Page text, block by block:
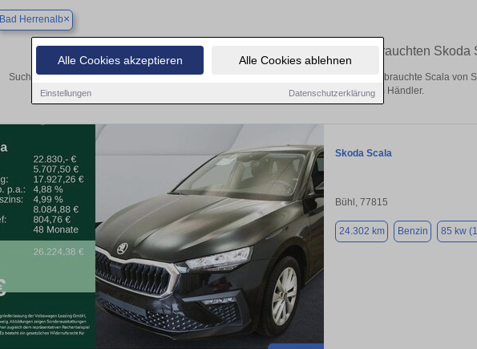
Alle Cookies akzeptieren Alle Cookies ablehnen
Einstellungen Datenschutzerklärung
Bad Herrenalb×
Finden Sie in Bad Herrenalb Ihren gebrauchten Skoda
Suchen Sie in Bad Herrenalb einen Skoda Scala Gebrauchtwagen? Entdecken Sie gebrauchte Scala von
Preisklassen von privat und vom Händler.
Skoda Scala
Bühl, 77815
24.302 km Benzin 85 kw